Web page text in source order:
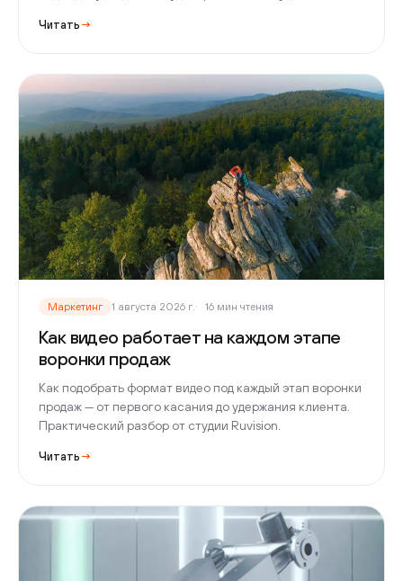
Читать →
Маркетинг 1 августа 2026 г. 16 мин чтения
Как видео работает на каждом этапе
воронки продаж
Как подобрать формат видео под каждый этап воронки
продаж — от первого касания до удержания клиента.
Практический разбор от студии Ruvision.
Читать →